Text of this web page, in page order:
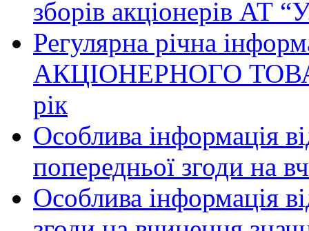
зборів акціонерів АТ
Регулярна річна
АКЦІОНЕРНОГО
рік
Особлива інформація
попередньої згоди на
Особлива інформація